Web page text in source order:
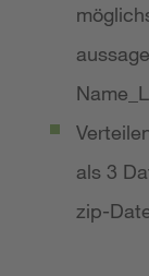
als 3
zip-